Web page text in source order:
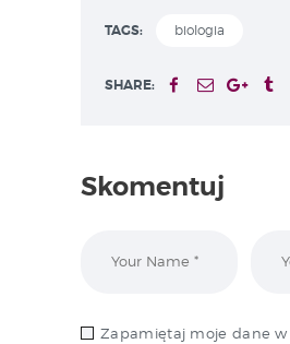
TAGS: biologia
SHARE:
Skomentuj
Zapamiętaj moje dane